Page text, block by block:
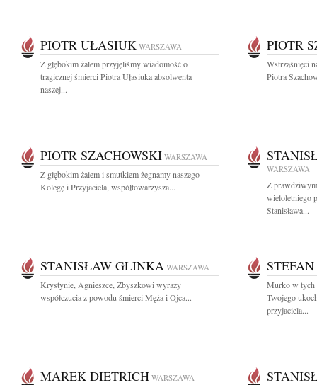
PIOTR UŁASIUK WARSZAWA
Z głębokim żalem przyjęliśmy wiadomość o
tragicznej śmierci Piotra Ułasiuka absolwenta
naszej...
PIOTR
Wstrząśnięci
Piotra
PIOTR SZACHOWSKI WARSZAWA
Z głębokim żalem i smutkiem żegnamy naszego
Kolegę i Przyjaciela, współtowarzysza...
WARSZAWA
Z
wieloletniego
Stanisława...
STANISŁAW GLINKA WARSZAWA
Krystynie, Agnieszce, Zbyszkowi wyrazy
współczucia z powodu śmierci Męża i Ojca...
Murko w tych
Twojego
przyjaciela...
MAREK DIETRICH WARSZAWA